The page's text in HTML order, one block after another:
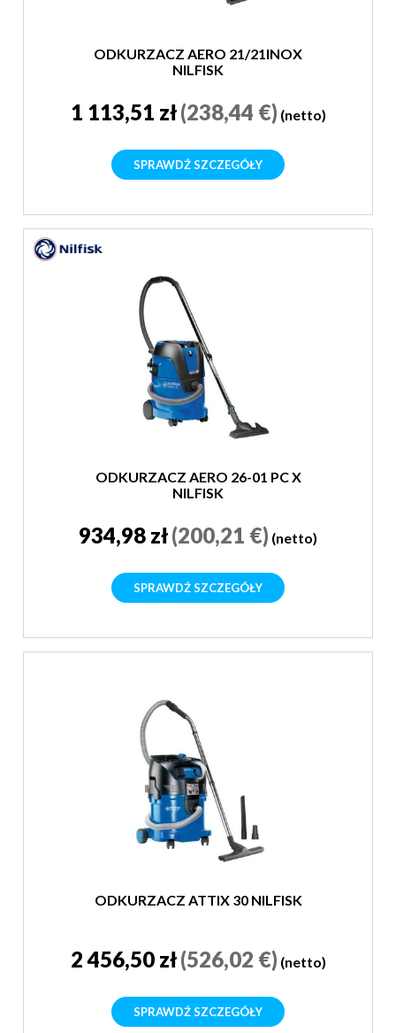
ODKURZACZ AERO 21/21INOX
NILFISK
1 113,51 zł(238,44 €) (netto)
SPRAWDŹ SZCZEGÓŁY
ODKURZACZ AERO 26-01 PC X
NILFISK
934,98 zł(200,21 €) (netto)
SPRAWDŹ SZCZEGÓŁY
ODKURZACZ ATTIX 30 NILFISK
2 456,50 zł(526,02 €) (netto)
SPRAWDŹ SZCZEGÓŁY